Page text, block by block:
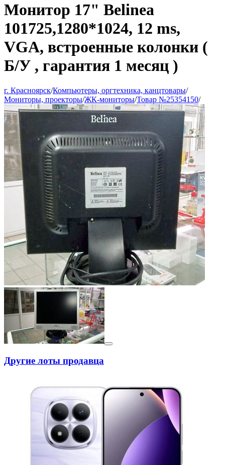
Монитор 17" Belinea
101725,1280*1024, 12 ms,
VGA, встроенные колонки (
Б/У , гарантия 1 месяц )
г. Красноярск/Компьютеры, оргтехника, канцтовары/
Мониторы, проекторы/ЖК-мониторы/Товар №25354150/
Другие лоты продавца